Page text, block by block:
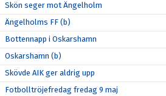
Skön seger mot Ängelholm
Ängelholms FF (b)
Bottennapp i Oskarshamn
Oskarshamn (b)
Skövde AIK ger aldrig upp
Fotbolltröjefredag fredag 9 maj